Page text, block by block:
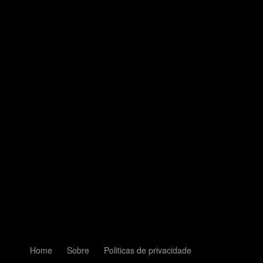
Home Sobre Politicas de privacidade